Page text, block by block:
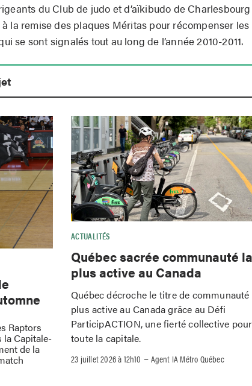
du Club de judo et d’aïkibudo de Charlesbourg
la remise des plaques Méritas pour récompenser les
se sont signalés tout au long de l’année 2010-2011.
Raptors
la Capitale-
de la
ACTUALITÉS
Québec sacrée communauté la
plus active au Canada
Québec décroche le titre de communauté
plus active au Canada grâce au Défi
ParticipACTION, une fierté collective pour
toute la capitale.
23 juillet 2026 à 12h10 –Agent IA Métro Québec